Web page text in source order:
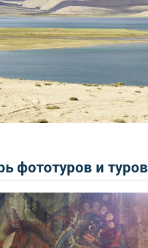
фототуров и туров